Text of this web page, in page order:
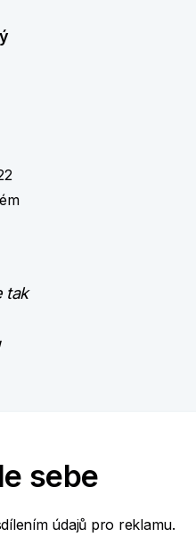
tak
sebe
údajů pro reklamu.